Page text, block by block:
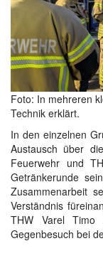
Foto: In mehreren
Technik erklärt.
In den einzelnen
Austausch über
Feuerwehr und
Getränkerunde
Zusammenarbeit
Verständnis
THW Varel Timo
Gegenbesuch bei